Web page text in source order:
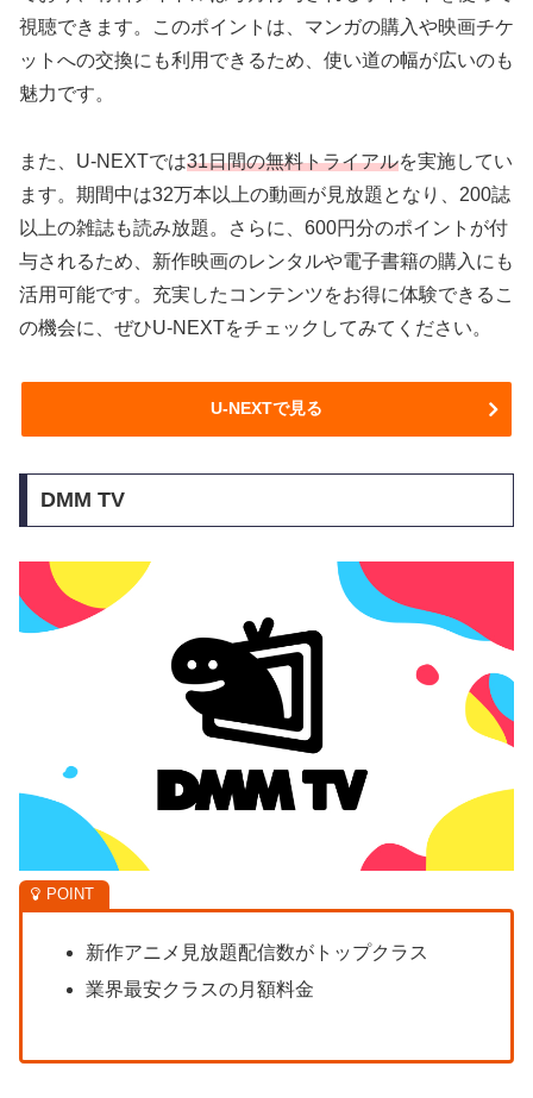
視聴できます。このポイントは、マンガの購入や映画チケ
ットへの交換にも利用できるため、使い道の幅が広いのも
魅力です。
また、U-NEXTでは31日間の無料トライアルを実施してい
ます。期間中は32万本以上の動画が見放題となり、200誌
以上の雑誌も読み放題。さらに、600円分のポイントが付
与されるため、新作映画のレンタルや電子書籍の購入にも
活用可能です。充実したコンテンツをお得に体験できるこ
の機会に、ぜひU-NEXTをチェックしてみてください。
U-NEXTで見る
DMM TV
新作アニメ見放題配信数がトップクラス
業界最安クラスの月額料金